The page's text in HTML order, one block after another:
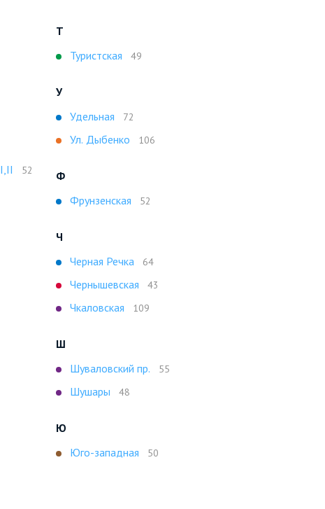
52
Т
Туристская
49
У
Удельная
72
Ул. Дыбенко 106
Ф
Фрунзенская
52
Ч
Черная Речка
64
Чернышевская 43
Чкаловская 109
Ш
Шуваловский пр.
55
Шушары 48
Ю
Юго-западная
50